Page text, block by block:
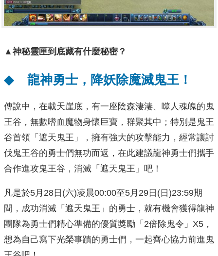
▲神秘靈匣到底藏有什麼秘密？
◆ 龍神勇士，降妖除魔滅鬼王！
傳說中，在載天崖底，有一座陰森淒淒、噬人魂魄的鬼
王谷，無數嗜血魔物身懷巨寶，群聚其中；特別是鬼王
谷首領「遮天鬼王」，擁有強大的攻擊能力，經常讓討
伐鬼王谷的勇士們無功而返，在此建議龍神勇士們攜手
合作進攻鬼王谷，消滅「遮天鬼王」吧！
凡是於5月28日(六)凌晨00:00至5月29日(日)23:59期
間，成功消滅「遮天鬼王」的勇士，就有機會獲得龍神
團隊為勇士們精心準備的優質獎勵「2倍除鬼令」X5，
想為自己寫下光榮事蹟的勇士們，一起齊心協力前進鬼